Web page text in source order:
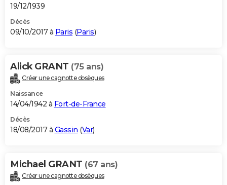
19/12/1939
Décès
09/10/2017 à Paris (Paris)
Alick GRANT (75 ans)
Créer une cagnotte obsèques
Naissance
14/04/1942 à Fort-de-France
Décès
18/08/2017 à Gassin (Var)
Michael GRANT (67 ans)
Créer une cagnotte obsèques